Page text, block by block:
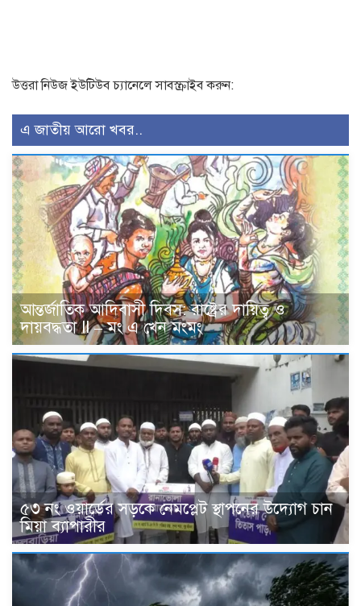
উত্তরা নিউজ ইউটিউব চ্যানেলে সাবস্ক্রাইব করুন:
এ জাতীয় আরো খবর..
আন্তর্জাতিক আদিবাসী দিবস: রাষ্ট্রের দায়িত্ব ও
দায়বদ্ধতা II – মং এ খেন মংমং
৫৩ নং ওয়ার্ডের সড়কে নেমপ্লেট স্থাপনের উদ্যোগ চান
মিয়া ব্যাপারীর